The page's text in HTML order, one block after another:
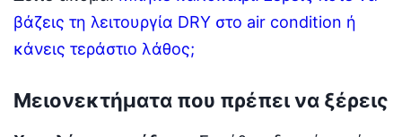
βάζεις τη λειτουργία DRY στο air condition ή
κάνεις τεράστιο λάθος;
Μειονεκτήματα που πρέπει να ξέρεις